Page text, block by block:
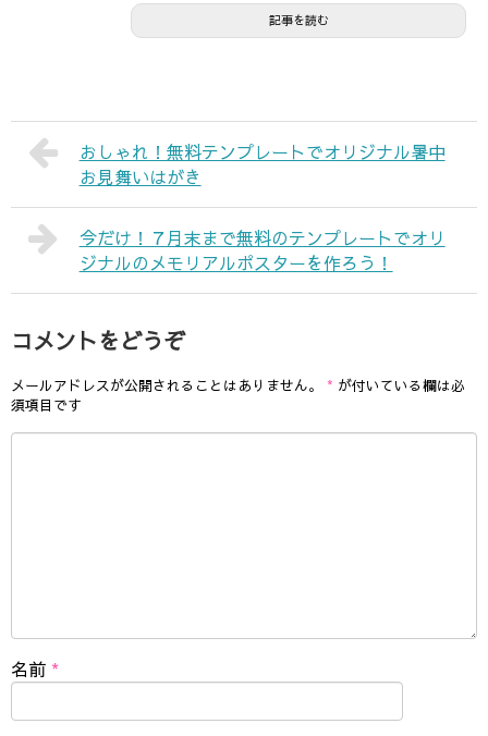
記事を読む
おしゃれ！無料テンプレートでオリジナル暑中
お見舞いはがき
今だけ！７月末まで無料のテンプレートでオリ
ジナルのメモリアルポスターを作ろう！
コメントをどうぞ
メールアドレスが公開されることはありません。 * が付いている欄は必
須項目です
名前 *